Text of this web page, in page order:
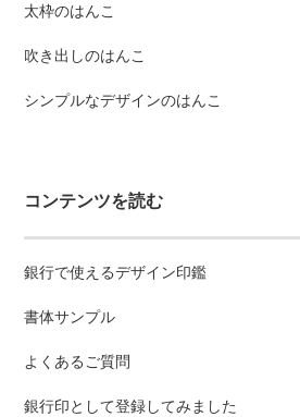
太枠のはんこ
吹き出しのはんこ
シンプルなデザインのはんこ
コンテンツを読む
銀行で使えるデザイン印鑑
書体サンプル
よくあるご質問
銀行印として登録してみました